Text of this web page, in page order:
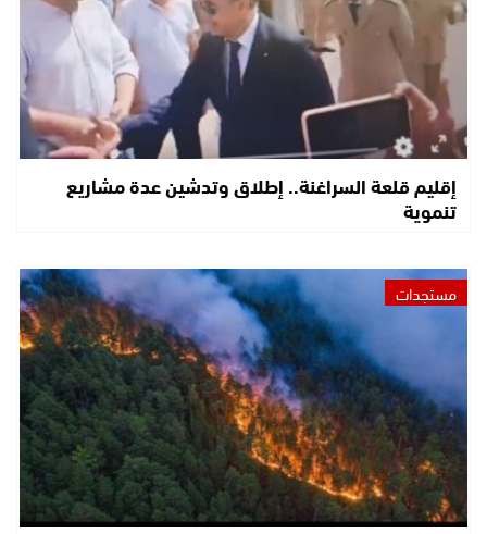
إقليم قلعة السراغنة.. إطلاق وتدشين عدة مشاريع
تنموية
مستجدات